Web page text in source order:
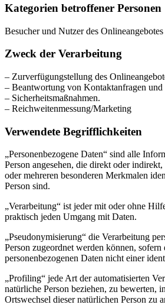
Kategorien betroffener Personen
Besucher und Nutzer des
Zweck der Verarbeitung
– Zurverfügungstellung des
– Beantwortung von Kontaktanfragen
– Sicherheitsmaßnahmen.
– Reichweitenmessung/Marketing
Verwendete Begrifflichkeiten
„Personenbezogene Daten“ sind alle
Person angesehen, die direkt oder
oder mehreren besonderen Merkmalen
Person sind.
„Verarbeitung“ ist jeder mit oder ohne
praktisch jeden Umgang mit Daten.
„Pseudonymisierung“ die Verarbeitung
Person zugeordnet werden können,
personenbezogenen Daten nicht einer
„Profiling“ jede Art der automatisierten
natürliche Person beziehen, zu bewerten,
Ortswechsel dieser natürlichen Person zu